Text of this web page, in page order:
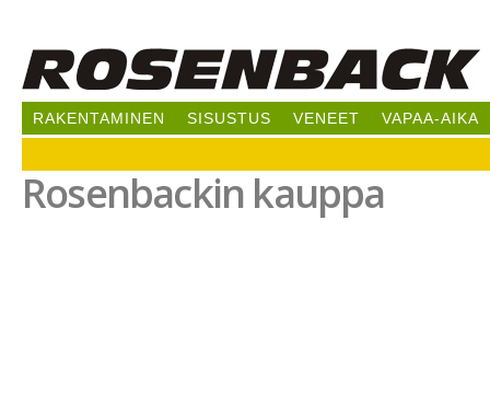
RAKENTAMINEN SISUSTUS VENEET VAPAA-AIKA
Rosenbackin kauppa